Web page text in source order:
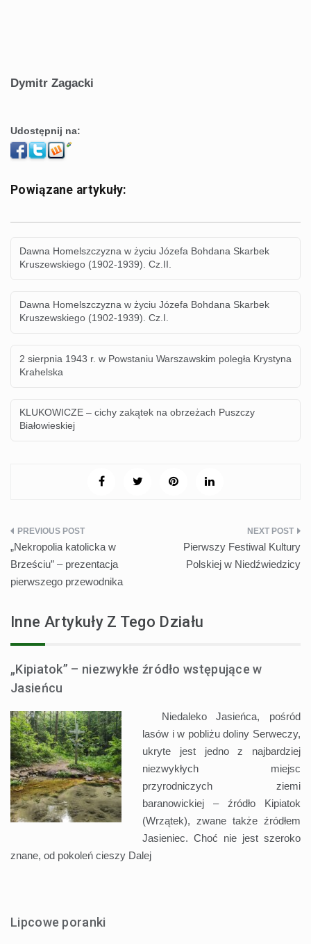
Dymitr Zagacki
Udostępnij na:
Powiązane artykuły:
Dawna Homelszczyzna w życiu Józefa Bohdana Skarbek
Kruszewskiego (1902-1939). Cz.II.
Dawna Homelszczyzna w życiu Józefa Bohdana Skarbek
Kruszewskiego (1902-1939). Cz.I.
2 sierpnia 1943 r. w Powstaniu Warszawskim poległa Krystyna
Krahelska
KLUKOWICZE – cichy zakątek na obrzeżach Puszczy
Białowieskiej
Nawigacja
wpisu
„Nekropolia katolicka w
Brześciu” – prezentacja
pierwszego przewodnika
Pierwszy Festiwal Kultury
Polskiej w Niedźwiedzicy
Inne Artykuły Z Tego Działu
„Kipiatok” – niezwykłe źródło wstępujące w
Jasieńcu
Niedaleko Jasieńca, pośród
lasów i w pobliżu doliny Serweczy,
ukryte jest jedno z najbardziej
niezwykłych miejsc
przyrodniczych ziemi
baranowickiej – źródło Kipiatok
(Wrzątek), zwane także źródłem
Jasieniec. Choć nie jest szeroko
znane, od pokoleń cieszy Dalej
Lipcowe poranki